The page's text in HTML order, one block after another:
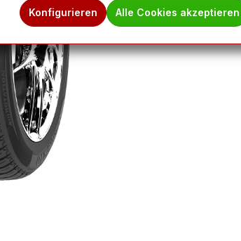
Konfigurieren Alle Cookies akzeptieren